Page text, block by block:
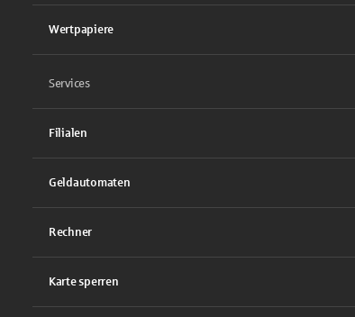
Wertpapiere
Services
Filialen
Geldautomaten
Rechner
Karte sperren